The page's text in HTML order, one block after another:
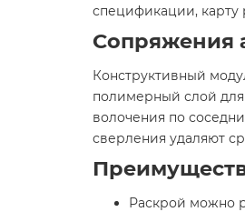
спецификации, карту
Сопряжения
Конструктивный
полимерный слой для
волочения по
сверления удаляют
Раскрой можно